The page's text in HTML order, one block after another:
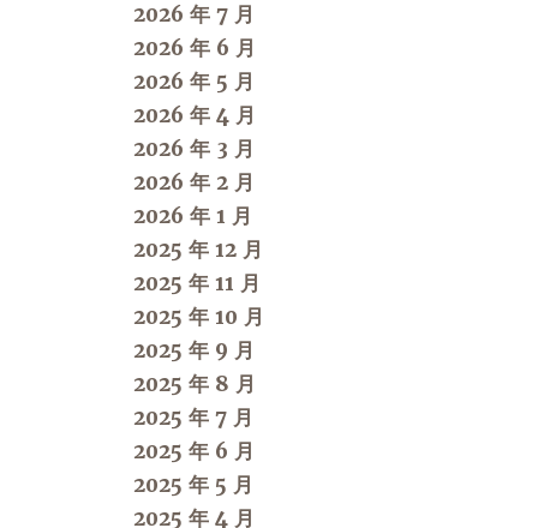
2026 年 7 月
2026 年 6 月
2026 年 5 月
2026 年 4 月
2026 年 3 月
2026 年 2 月
2026 年 1 月
2025 年 12 月
2025 年 11 月
2025 年 10 月
2025 年 9 月
2025 年 8 月
2025 年 7 月
2025 年 6 月
2025 年 5 月
2025 年 4 月